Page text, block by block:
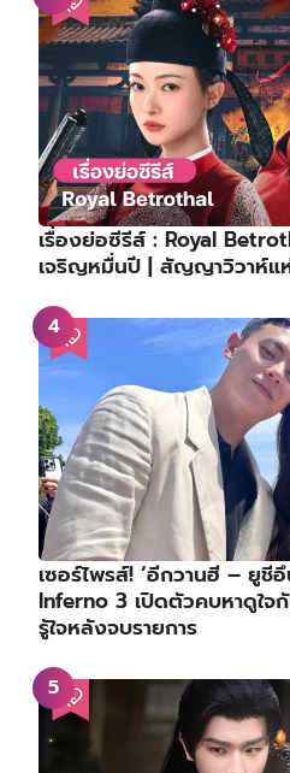
เรื่องย่อซีรีส์ : Royal
เจริญหมื่นปี | สัญญาวิวาห์แ
เซอร์ไพรส์! ‘อีกวานฮี – ยูชีอึ
Inferno 3 เปิดตัวคบหาดูใ
รู้ใจหลังจบรายการ